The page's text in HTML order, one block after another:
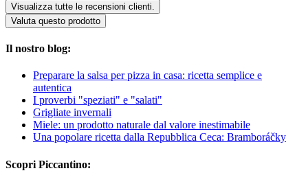
Visualizza tutte le recensioni clienti.
Valuta questo prodotto
Il nostro blog:
Preparare la salsa per pizza in casa: ricetta semplice e
autentica
I proverbi "speziati" e "salati"
Grigliate invernali
Miele: un prodotto naturale dal valore inestimabile
Una popolare ricetta dalla Repubblica Ceca: Bramboráčky
Scopri Piccantino: